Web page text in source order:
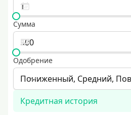
Сумма
Одобрение
Пониженный, Средний,
Кредитная история